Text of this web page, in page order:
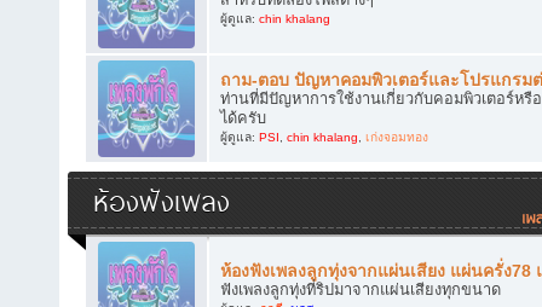
ผู้ดูแล: chin khalang
ถาม-ตอบ ปัญหาคอมพิวเตอร์และโปรแกรม
ท่านที่มีปัญหาการใช้งานเกี่ยวกับคอมพิวเตอร์ห
ได้ครับ
ผู้ดูแล: PSI, chin khalang, เก่งจอมทอง
ห้องฟังเพลง
ห้องฟังเพลงลูกทุ่งจากแผ่นเสียง แผ่นครั่ง78
ฟังเพลงลูกทุ่งที่ริปมาจากแผ่นเสียงทุกขนาด